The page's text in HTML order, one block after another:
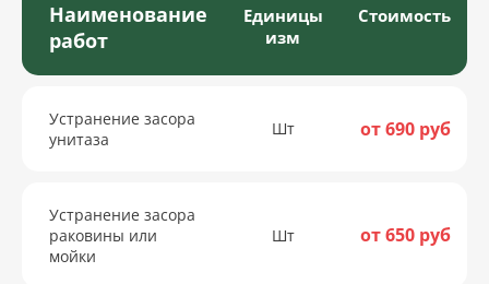
Наименование
работ
Единицы
изм
Стоимость
Устранение засора
унитаза
Шт от 690 руб
Устранение засора
раковины или
мойки
Шт от 650 руб